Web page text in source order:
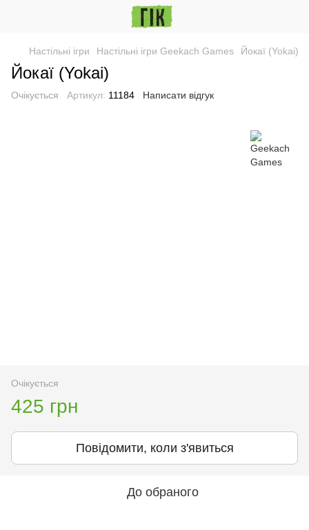
Настільні ігри Настільні ігри Geekach Games Йокаї (Yokai)
Йокаї (Yokai)
Очікується Артикул: 11184 Написати відгук
Очікується
425 грн
Повідомити, коли з'явиться
До обраного